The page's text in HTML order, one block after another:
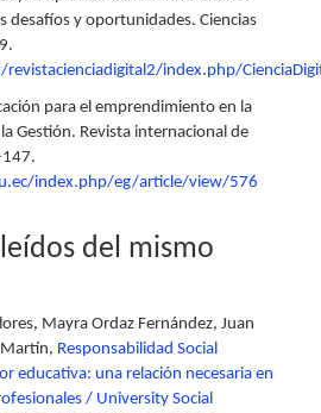
desafíos y oportunidades. Ciencias
revistacienciadigital2/index.php/
para el emprendimiento en la
Gestión. Revista internacional de
index.php/eg/article/view/576
del mismo
Mayra Ordaz Fernández, Juan
Martín, Responsabilidad Social
educativa: una relación necesaria en
/ University Social